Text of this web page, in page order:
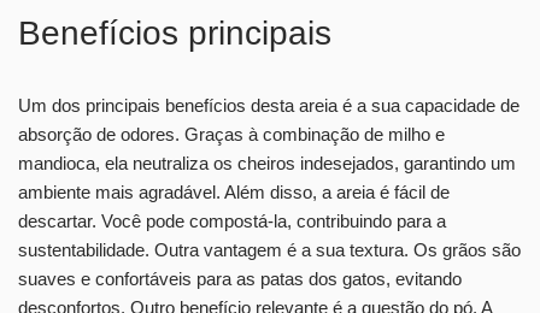
Benefícios principais
Um dos principais benefícios desta areia é a sua capacidade de
absorção de odores. Graças à combinação de milho e
mandioca, ela neutraliza os cheiros indesejados, garantindo um
ambiente mais agradável. Além disso, a areia é fácil de
descartar. Você pode compostá-la, contribuindo para a
sustentabilidade. Outra vantagem é a sua textura. Os grãos são
suaves e confortáveis para as patas dos gatos, evitando
desconfortos. Outro benefício relevante é a questão do pó. A